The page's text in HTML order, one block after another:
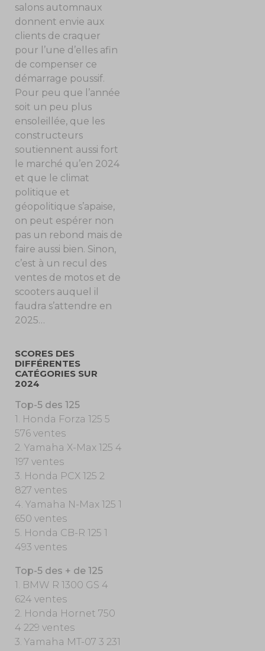
salons automnaux
donnent envie aux
clients de craquer
pour l’une d’elles afin
de compenser ce
démarrage poussif.
Pour peu que l’année
soit un peu plus
ensoleillée, que les
constructeurs
soutiennent aussi fort
le marché qu’en 2024
et que le climat
politique et
géopolitique s’apaise,
on peut espérer non
pas un rebond mais de
faire aussi bien. Sinon,
c’est à un recul des
ventes de motos et de
scooters auquel il
faudra s’attendre en
2025…
SCORES DES
DIFFÉRENTES
CATÉGORIES SUR
2024
Top-5 des 125
1. Honda Forza 125 5
576 ventes
2. Yamaha X-Max 125 4
197 ventes
3. Honda PCX 125 2
827 ventes
4. Yamaha N-Max 125 1
650 ventes
5. Honda CB-R 125 1
493 ventes
Top-5 des + de 125
1. BMW R 1300 GS 4
624 ventes
2. Honda Hornet 750
4 229 ventes
3. Yamaha MT-07 3 231